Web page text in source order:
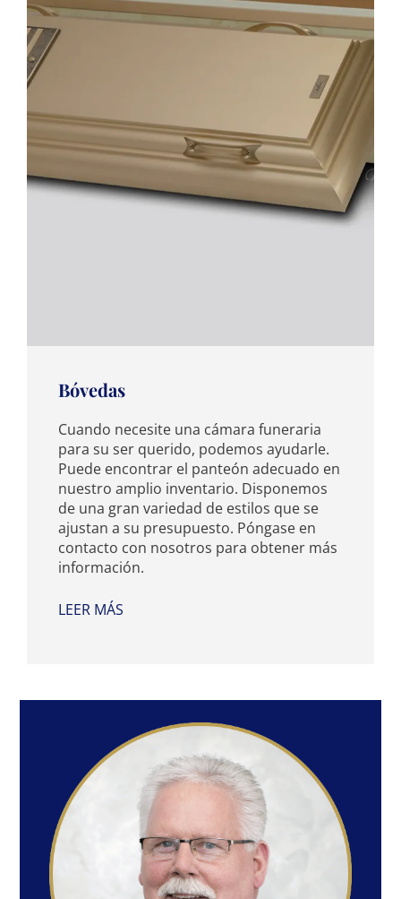
Bóvedas
Cuando necesite una cámara funeraria
para su ser querido, podemos ayudarle.
Puede encontrar el panteón adecuado en
nuestro amplio inventario. Disponemos
de una gran variedad de estilos que se
ajustan a su presupuesto. Póngase en
contacto con nosotros para obtener más
información.
LEER MÁS